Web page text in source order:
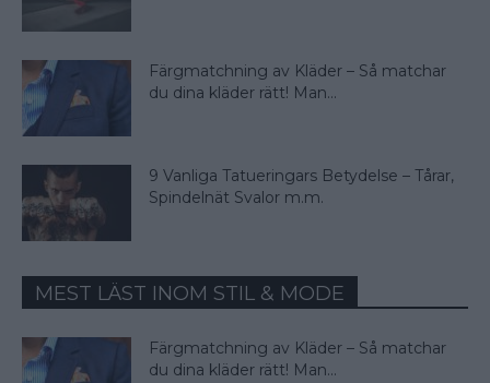
Färgmatchning av Kläder – Så matchar
du dina kläder rätt! Man...
9 Vanliga Tatueringars Betydelse – Tårar,
Spindelnät Svalor m.m.
MEST LÄST INOM STIL & MODE
Färgmatchning av Kläder – Så matchar
du dina kläder rätt! Man...